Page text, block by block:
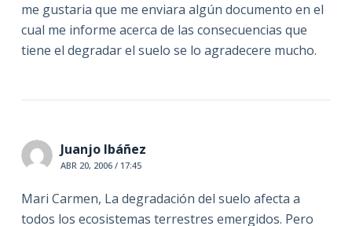
me gustaria que me enviara algún documento en el
cual me informe acerca de las consecuencias que
tiene el degradar el suelo se lo agradecere mucho.
Juanjo Ibáñez
ABR 20, 2006 / 17:45
Mari Carmen, La degradación del suelo afecta a
todos los ecosistemas terrestres emergidos. Pero